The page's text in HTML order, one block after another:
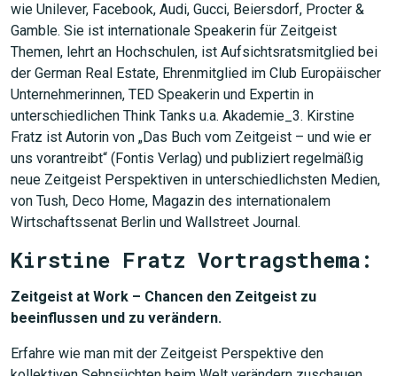
wie Unilever, Facebook, Audi, Gucci, Beiersdorf, Procter &
Gamble. Sie ist internationale Speakerin für Zeitgeist
Themen, lehrt an Hochschulen, ist Aufsichtsratsmitglied bei
der German Real Estate, Ehrenmitglied im Club Europäischer
Unternehmerinnen, TED Speakerin und Expertin in
unterschiedlichen Think Tanks u.a. Akademie_3. Kirstine
Fratz ist Autorin von „Das Buch vom Zeitgeist – und wie er
uns vorantreibt“ (Fontis Verlag) und publiziert regelmäßig
neue Zeitgeist Perspektiven in unterschiedlichsten Medien,
von Tush, Deco Home, Magazin des internationalem
Wirtschaftssenat Berlin und Wallstreet Journal.
Kirstine Fratz Vortragsthema:
Zeitgeist at Work – Chancen den Zeitgeist zu
beeinflussen und zu verändern.
Erfahre wie man mit der Zeitgeist Perspektive den